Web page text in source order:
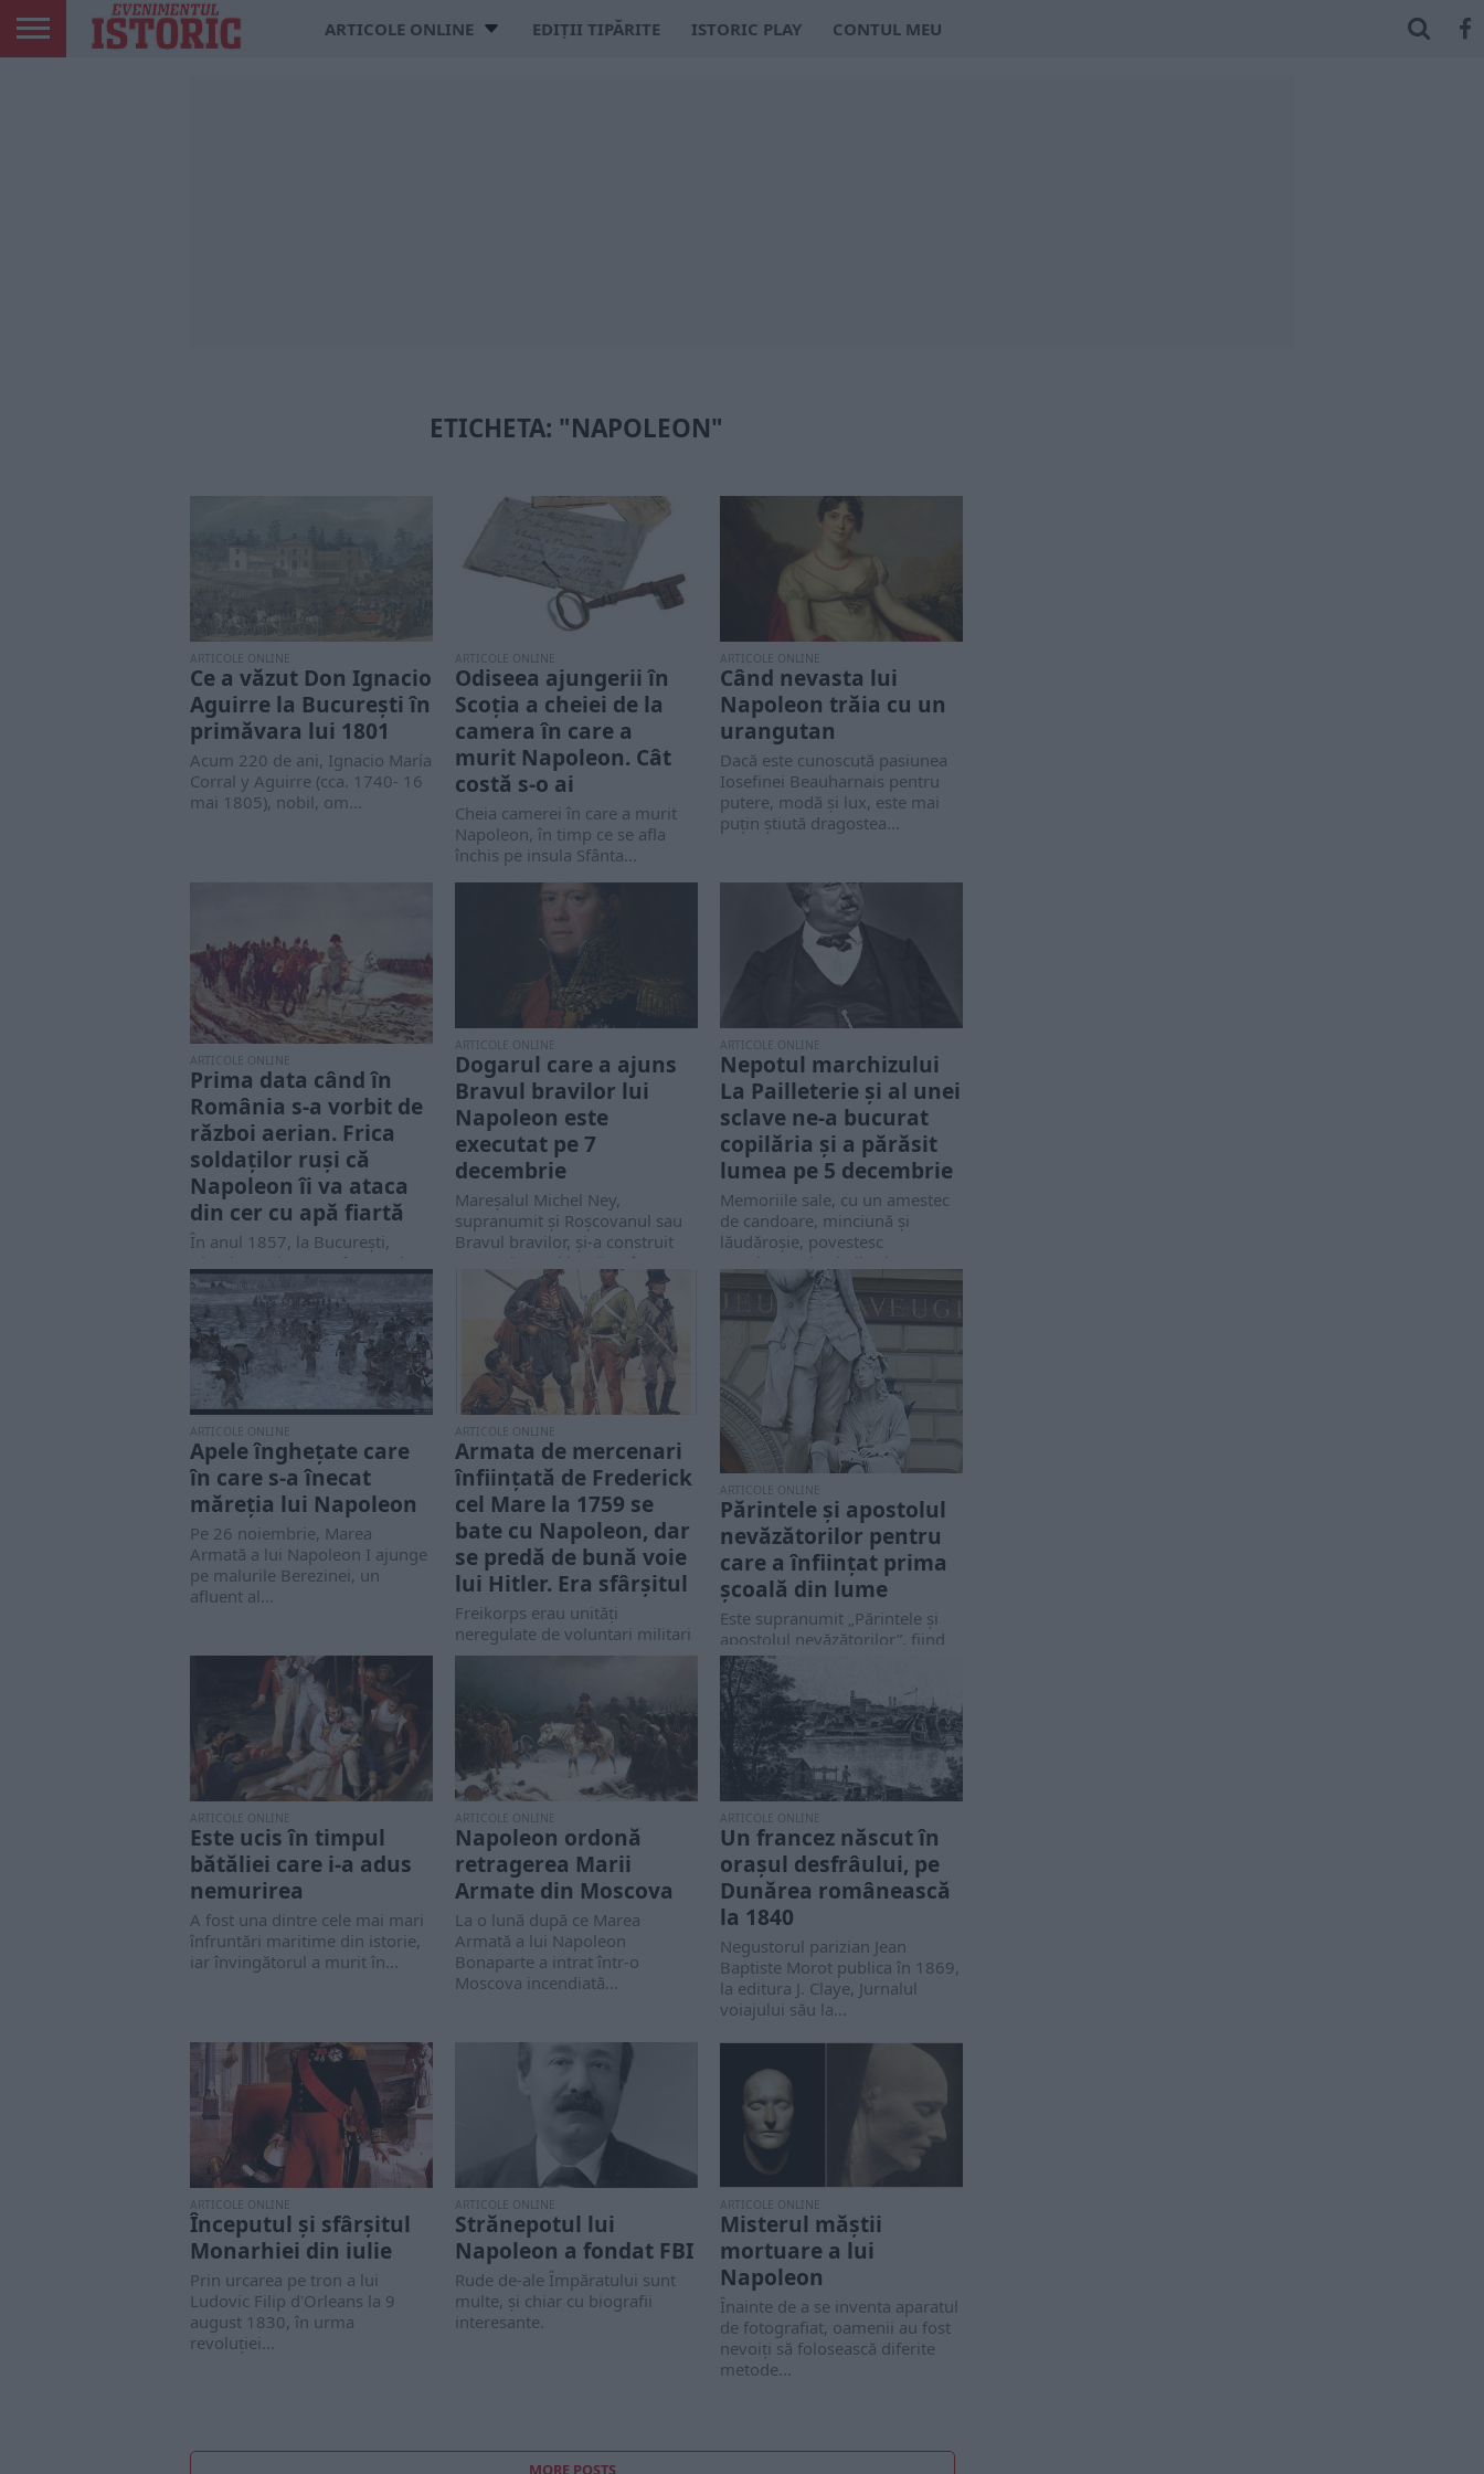
ARTICOLE ONLINE EDIȚII TIPĂRITE ISTORIC PLAY CONTUL MEU
ETICHETA: "NAPOLEON"
ARTICOLE ONLINE
Ce a văzut Don Ignacio
Aguirre la București în
primăvara lui 1801
Acum 220 de ani, Ignacio María
Corral y Aguirre (cca. 1740- 16
mai 1805), nobil, om...
ARTICOLE ONLINE
Odiseea ajungerii în
Scoția a cheiei de la
camera în care a
murit Napoleon. Cât
costă s-o ai
Cheia camerei în care a murit
Napoleon, în timp ce se afla
închis pe insula Sfânta...
ARTICOLE ONLINE
Când nevasta lui
Napoleon trăia cu un
urangutan
Dacă este cunoscută pasiunea
Iosefinei Beauharnais pentru
putere, modă și lux, este mai
puțin știută dragostea...
ARTICOLE ONLINE
Prima data când în
România s-a vorbit de
război aerian. Frica
soldaților ruși că
Napoleon îi va ataca
din cer cu apă fiartă
În anul 1857, la Bucureşti,
Alecsie Marin – „Profesoru de
Fisică şi Chimie în Colegiu” -...
ARTICOLE ONLINE
Dogarul care a ajuns
Bravul bravilor lui
Napoleon este
executat pe 7
decembrie
Mareşalul Michel Ney,
supranumit şi Roşcovanul sau
Bravul bravilor, şi-a construit
reputaţia unui luptător încercat
ARTICOLE ONLINE
Nepotul marchizului
La Pailleterie și al unei
sclave ne-a bucurat
copilăria și a părăsit
lumea pe 5 decembrie
Memoriile sale, cu un amestec
de candoare, minciună şi
lăudăroşie, povestesc
evenimentele vieţii sale
extraordinare şi...
ARTICOLE ONLINE
Apele înghețate care
în care s-a înecat
măreția lui Napoleon
Pe 26 noiembrie, Marea
Armată a lui Napoleon I ajunge
pe malurile Berezinei, un
afluent al...
ARTICOLE ONLINE
Armata de mercenari
înființată de Frederick
cel Mare la 1759 se
bate cu Napoleon, dar
se predă de bună voie
lui Hitler. Era sfârșitul
Freikorps erau unități
neregulate de voluntari militari
germani și europeni, sau
ARTICOLE ONLINE
Părintele şi apostolul
nevăzătorilor pentru
care a înființat prima
școală din lume
Este supranumit „Părintele şi
apostolul nevăzătorilor”, fiind
creatorul Institutului pentru
copii nevăzători, fondat în
1784, care...
ARTICOLE ONLINE
Este ucis în timpul
bătăliei care i-a adus
nemurirea
A fost una dintre cele mai mari
înfruntări maritime din istorie,
iar învingătorul a murit în...
ARTICOLE ONLINE
Napoleon ordonă
retragerea Marii
Armate din Moscova
La o lună după ce Marea
Armată a lui Napoleon
Bonaparte a intrat într-o
Moscova incendiată...
ARTICOLE ONLINE
Un francez născut în
orașul desfrâului, pe
Dunărea românească
la 1840
Negustorul parizian Jean
Baptiste Morot publica în 1869,
la editura J. Claye, Jurnalul
voiajului său la...
ARTICOLE ONLINE
Începutul și sfârșitul
Monarhiei din iulie
Prin urcarea pe tron a lui
Ludovic Filip d'Orleans la 9
august 1830, în urma
revoluţiei...
ARTICOLE ONLINE
Strănepotul lui
Napoleon a fondat FBI
Rude de-ale Împăratului sunt
multe, și chiar cu biografii
interesante.
ARTICOLE ONLINE
Misterul măștii
mortuare a lui
Napoleon
Înainte de a se inventa aparatul
de fotografiat, oamenii au fost
nevoiți să folosească diferite
metode...
MORE POSTS